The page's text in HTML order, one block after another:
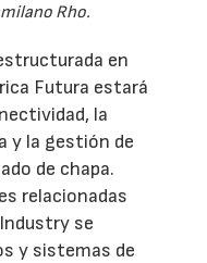
Rho.
en
Futura estará
la
y la gestión de
de chapa.
relacionadas
se
y sistemas de